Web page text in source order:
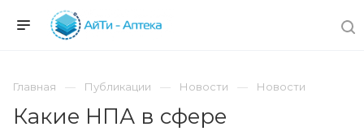
Главная Публикации Новости Новости
Какие НПА в сфере